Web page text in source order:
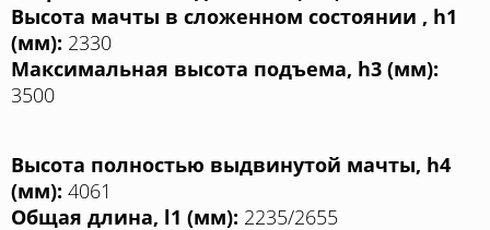
Высота мачты в сложенном состоянии , h1
(мм): 2330
Максимальная высота подъема, h3 (мм):
3500
Высота полностью выдвинутой мачты, h4
(мм): 4061
Общая длина, l1 (мм): 2235/2655